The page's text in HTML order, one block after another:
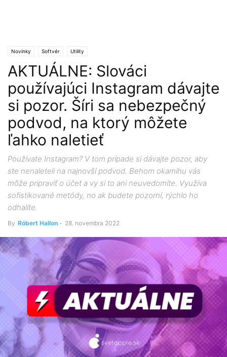
Novinky Softvér Utility
AKTUÁLNE: Slováci
používajúci Instagram dávajte
si pozor. Šíri sa nebezpečný
podvod, na ktorý môžete
ľahko naletieť
Používate Instagram? V tom prípade si dávajte pozor, aby
ste nenaleteli na najnovší podvod. Behom okamihu vás
môže pripraviť o účet a vy si to ani neuvedomíte. Využíva
sofistikované metódy, no ak budete pozorní, rýchlo ho
odhalíte.
By Róbert Hallon - 28. novembra 2022